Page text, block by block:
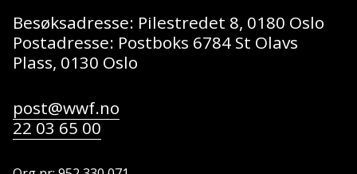
Besøksadresse: Pilestredet 8, 0180 Oslo
Postadresse: Postboks 6784 St Olavs
Plass, 0130 Oslo
post@wwf.no
22 03 65 00